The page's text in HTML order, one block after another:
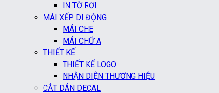
IN TỜ RƠI
MÁI XẾP DI ĐỘNG
MÁI CHE
MÁI CHỮ A
THIẾT KẾ
THIẾT KẾ LOGO
NHẬN DIỆN THƯƠNG HIỆU
CẮT DÁN DECAL